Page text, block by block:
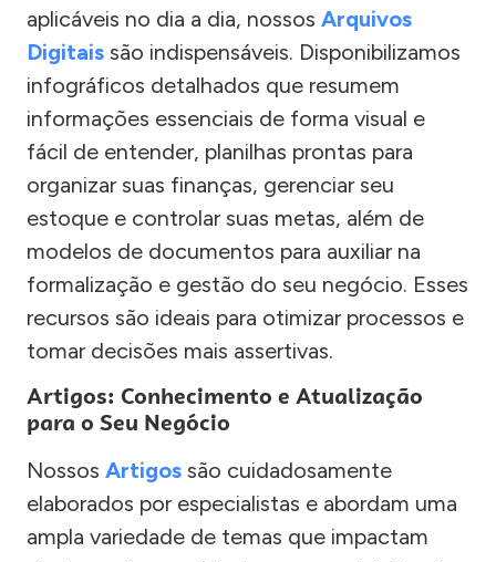
aplicáveis no dia a dia, nossos Arquivos
Digitais são indispensáveis. Disponibilizamos
infográficos detalhados que resumem
informações essenciais de forma visual e
fácil de entender, planilhas prontas para
organizar suas finanças, gerenciar seu
estoque e controlar suas metas, além de
modelos de documentos para auxiliar na
formalização e gestão do seu negócio. Esses
recursos são ideais para otimizar processos e
tomar decisões mais assertivas.
Artigos: Conhecimento e Atualização
para o Seu Negócio
Nossos Artigos são cuidadosamente
elaborados por especialistas e abordam uma
ampla variedade de temas que impactam